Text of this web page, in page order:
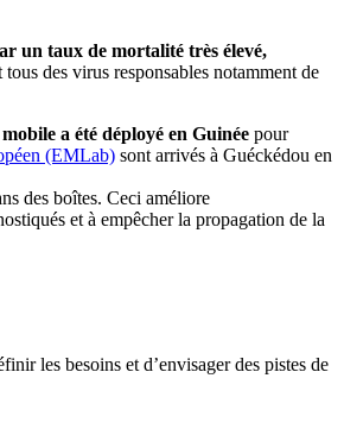
un taux de mortalité très élevé,
des virus responsables notamment de
a été déployé en Guinée pour
(EMLab) sont arrivés à Guéckédou en
des boîtes. Ceci améliore
et à empêcher la propagation de la
les besoins et d’envisager des pistes de